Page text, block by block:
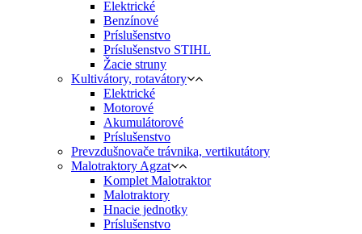
Elektrické
Benzínové
Príslušenstvo
Príslušenstvo STIHL
Žacie struny
Kultivátory, rotavátory
Elektrické
Motorové
Akumulátorové
Príslušenstvo
Prevzdušnovače trávnika, vertikutátory
Malotraktory Agzat
Komplet Malotraktor
Malotraktory
Hnacie jednotky
Príslušenstvo